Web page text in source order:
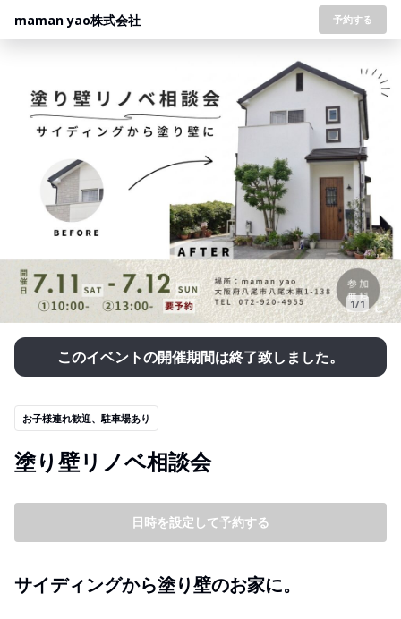
maman yao株式会社 予約する
1/1
このイベントの開催期間は終了致しました。
お子様連れ歓迎、駐車場あり
塗り壁リノベ相談会
日時を設定して予約する
サイディングから塗り壁のお家に。